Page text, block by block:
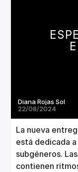
Diana Rojas Sol
22/08/2024
La nueva
está dedicada
subgéneros.
contienen